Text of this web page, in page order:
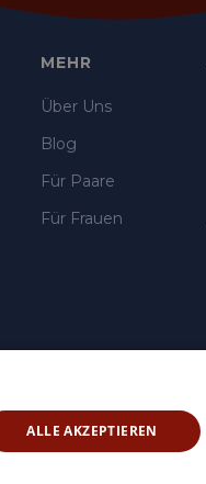
MEHR
Über Uns
Blog
Für Paare
Für Frauen
ALLE AKZEPTIEREN